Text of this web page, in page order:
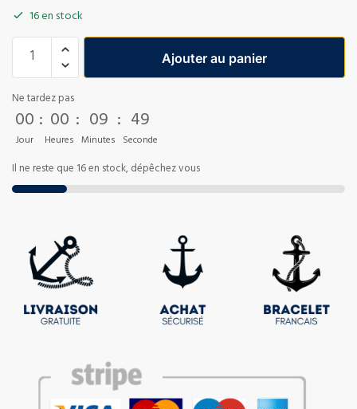
16 en stock
Ajouter au panier
Ne tardez pas
00
Jour
: 00
Heures
: 09
Minutes
: 49
Seconde
Il ne reste que 16 en stock, dépêchez vous